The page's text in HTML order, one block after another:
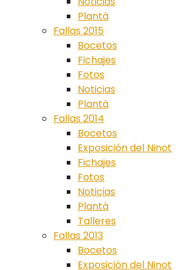
Plantà
Fallas 2015
Bocetos
Fichajes
Fotos
Noticias
Plantà
Fallas 2014
Bocetos
Exposición del Ninot
Fichajes
Fotos
Noticias
Plantà
Talleres
Fallas 2013
Bocetos
Exposición del Ninot